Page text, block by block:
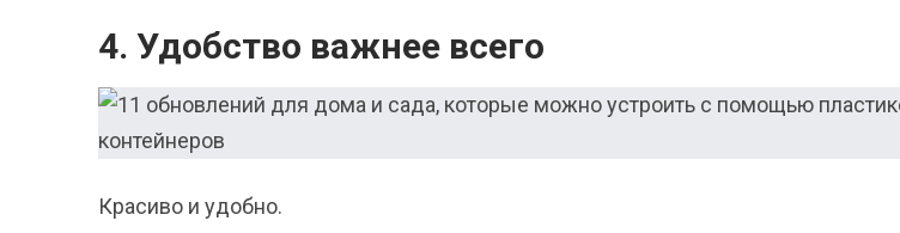
4. Удобство важнее всего
Красиво и удобно.